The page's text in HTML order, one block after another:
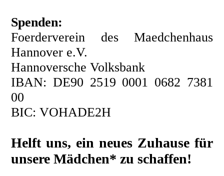
Spenden:
Foerderverein des Maedchenhaus
Hannover e.V.
Hannoversche Volksbank
IBAN: DE90 2519 0001 0682 7381
00
BIC: VOHADE2H
Helft uns, ein neues Zuhause für
unsere Mädchen* zu schaffen!